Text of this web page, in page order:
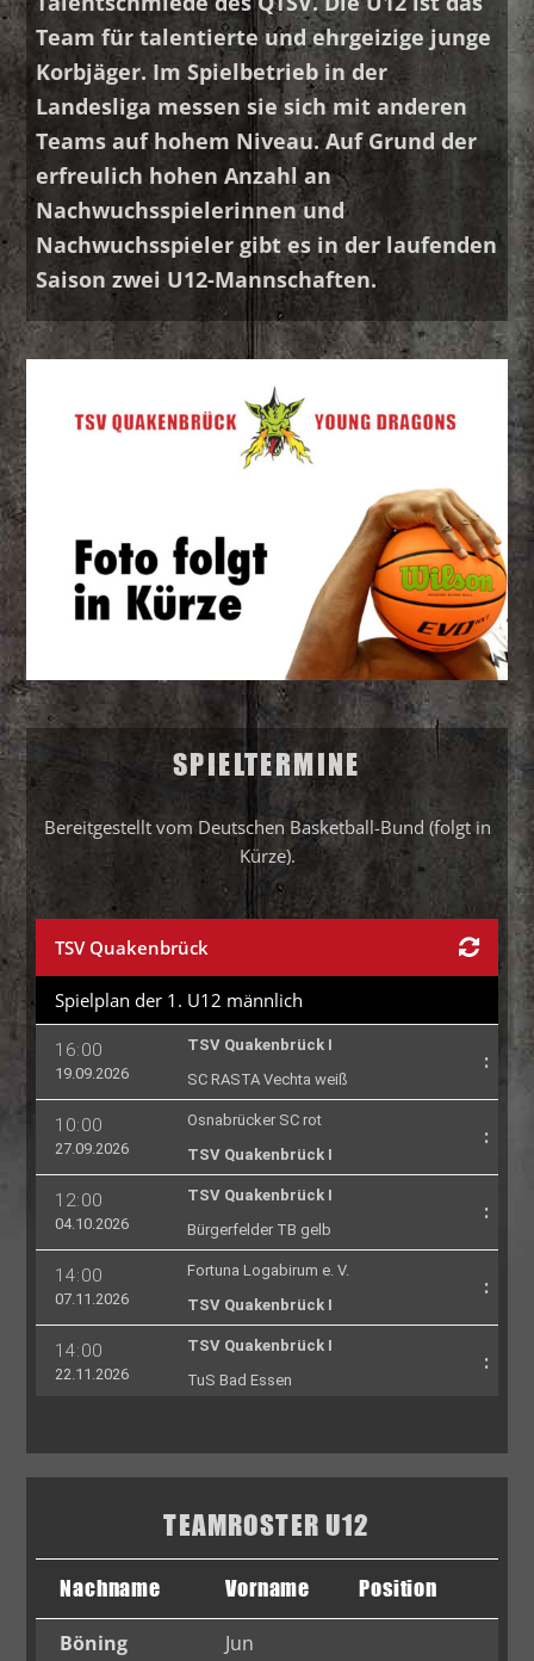
Team für talentierte und ehrgeizige junge
Korbjäger. Im Spielbetrieb in der
Landesliga messen sie sich mit anderen
Teams auf hohem Niveau. Auf Grund der
erfreulich hohen Anzahl an
Nachwuchsspielerinnen und
Nachwuchsspieler gibt es in der laufenden
Saison zwei U12-Mannschaften.
SPIELTERMINE
Bereitgestellt vom Deutschen Basketball-Bund (folgt in
Kürze).
TEAMROSTER U12
Nachname Vorname Position
Böning
Jun